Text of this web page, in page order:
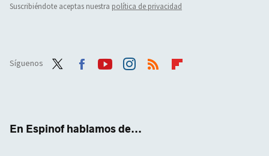
Suscribiéndote aceptas nuestra política de privacidad
Síguenos
En Espinof hablamos de...